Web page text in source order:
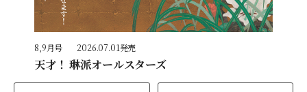
8,9月号 2026.07.01発売
天才！ 琳派オールスターズ